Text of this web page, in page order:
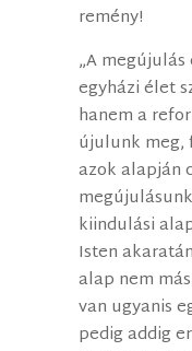
remény!
„A
egyházi élet
hanem a
újulunk meg,
azok alapján
kiindulási
Isten
alap nem
van ugyanis
pedig addig